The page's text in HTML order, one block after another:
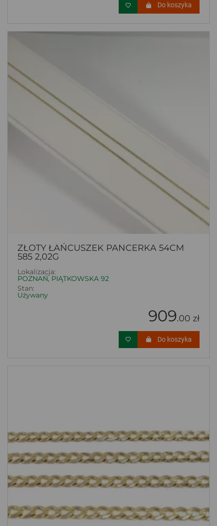
Do koszyka
ZŁOTY ŁAŃCUSZEK PANCERKA 54CM
585 2,02G
Lokalizacja:
POZNAŃ, PIĄTKOWSKA 92
Stan:
Używany
909.00 zł
Do koszyka